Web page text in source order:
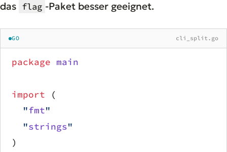
das flag -Paket besser geeignet.
GO cli_split.go
package main
import (
	"
fmt"
	"
strings"
)